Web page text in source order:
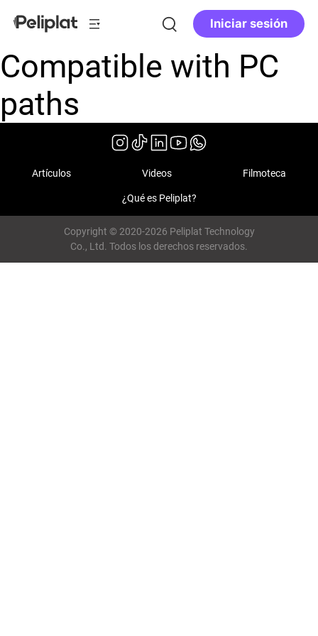
Iniciar sesión
Compatible with PC
paths
Artículos Videos Filmoteca
¿Qué es Peliplat?
Copyright © 2020-2026 Peliplat Technology
Co., Ltd. Todos los derechos reservados.